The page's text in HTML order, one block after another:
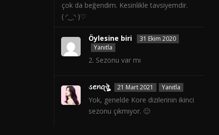
çok da beğendim. Kesinlikle tavsiyemdir.
( ◜‿◝ )♡
Öylesine biri
31 Ekim 2020
Yanıtla
2. Sezonu var mı
ડꫀꪀꪖঔৣ 21 Mart 2021 Yanıtla
Yok, genelde Kore dizilerinin ikinci
sezonu çıkmıyor. 🙂